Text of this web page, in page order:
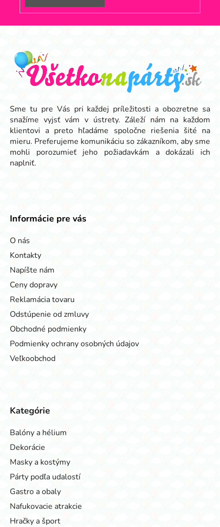
Z
Sme tu pre Vás pri každej príležitosti a obozretne sa
snažíme vyjsť vám v ústrety. Záleží nám na každom
klientovi a preto hľadáme spoločne riešenia šité na
mieru. Preferujeme komunikáciu so zákazníkom, aby sme
mohli porozumieť jeho požiadavkám a dokázali ich
naplniť.
Informácie pre vás
O nás
Kontakty
Napíšte nám
Ceny dopravy
Reklamácia tovaru
Odstúpenie od zmluvy
Obchodné podmienky
Podmienky ochrany osobných údajov
Veľkoobchod
Kategórie
Balóny a hélium
Dekorácie
Masky a kostýmy
Párty podľa udalostí
Gastro a obaly
Nafukovacie atrakcie
Hračky a šport